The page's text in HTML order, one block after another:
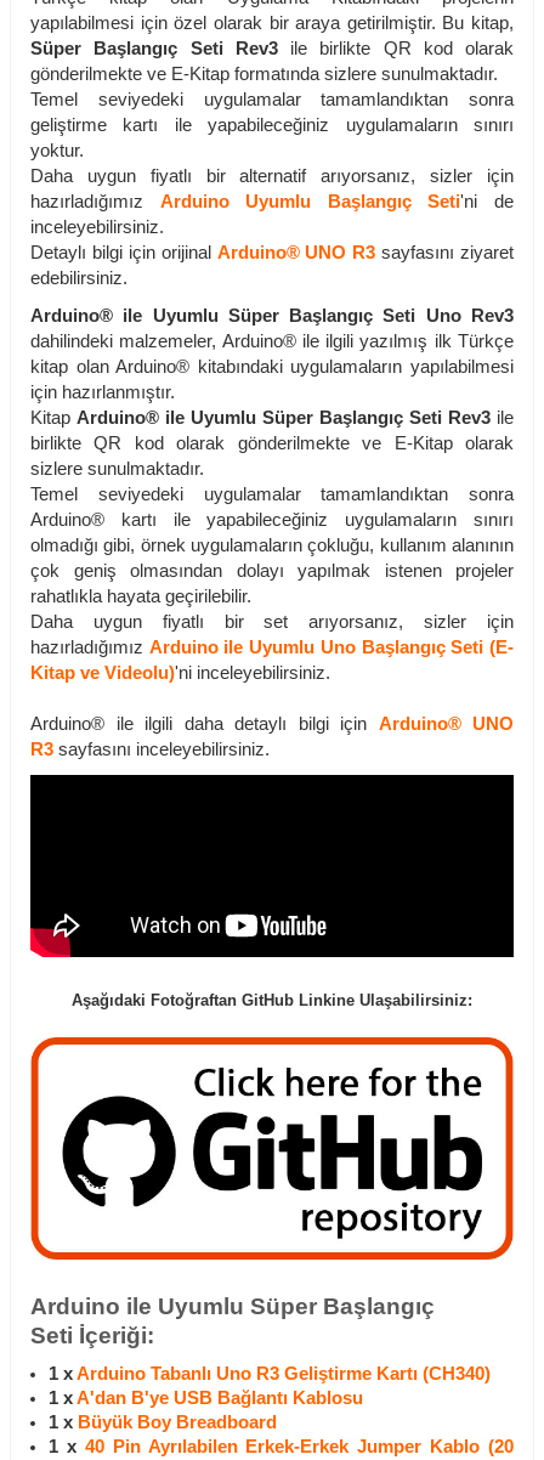
yapılabilmesi için özel olarak bir araya getirilmiştir. Bu kitap,
Süper Başlangıç Seti Rev3ile birlikte QR kod olarak
gönderilmekte ve E-Kitap formatında sizlere sunulmaktadır.
Temel seviyedeki uygulamalar tamamlandıktan sonra
geliştirme kartı ile yapabileceğiniz uygulamaların sınırı
yoktur.
Daha uygun fiyatlı bir alternatif arıyorsanız, sizler için
hazırladığımız Arduino Uyumlu Başlangıç Seti'ni de
inceleyebilirsiniz.
Detaylı bilgi için orijinal Arduino® UNO R3 sayfasını ziyaret
edebilirsiniz.
Arduino® ile Uyumlu Süper Başlangıç Seti Uno Rev3
dahilindeki malzemeler, Arduino® ile ilgili yazılmış ilk Türkçe
kitap olan Arduino® kitabındaki uygulamaların yapılabilmesi
için hazırlanmıştır.
Kitap Arduino® ile Uyumlu Süper Başlangıç Seti Rev3 ile
birlikte QR kod olarak gönderilmekte ve E-Kitap olarak
sizlere sunulmaktadır.
Temel seviyedeki uygulamalar tamamlandıktan sonra
Arduino® kartı ile yapabileceğiniz uygulamaların sınırı
olmadığı gibi, örnek uygulamaların çokluğu, kullanım alanının
çok geniş olmasından dolayı yapılmak istenen projeler
rahatlıkla hayata geçirilebilir.
Daha uygun fiyatlı bir set arıyorsanız, sizler için
hazırladığımız Arduino ile Uyumlu Uno Başlangıç Seti (E-
Kitap ve Videolu)'ni inceleyebilirsiniz.
Arduino® ile ilgili daha detaylı bilgi için Arduino® UNO
R3 sayfasını inceleyebilirsiniz.
Aşağıdaki Fotoğraftan GitHub Linkine Ulaşabilirsiniz:
Arduino ile Uyumlu Süper Başlangıç
Seti İçeriği:
1 xArduino Tabanlı Uno R3 Geliştirme Kartı (CH340)
1 xA'dan B'ye USB Bağlantı Kablosu
1 x Büyük Boy Breadboard
1 x 40 Pin Ayrılabilen Erkek-Erkek Jumper Kablo (20